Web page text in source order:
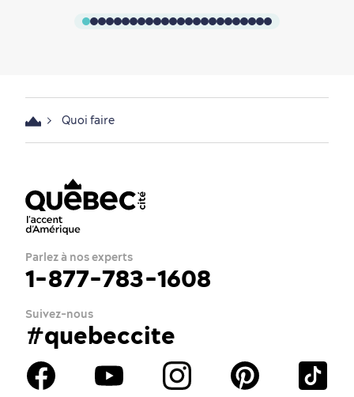
Quoi faire
Parlez à nos experts
1-877-783-1608
Suivez-nous
#quebeccite